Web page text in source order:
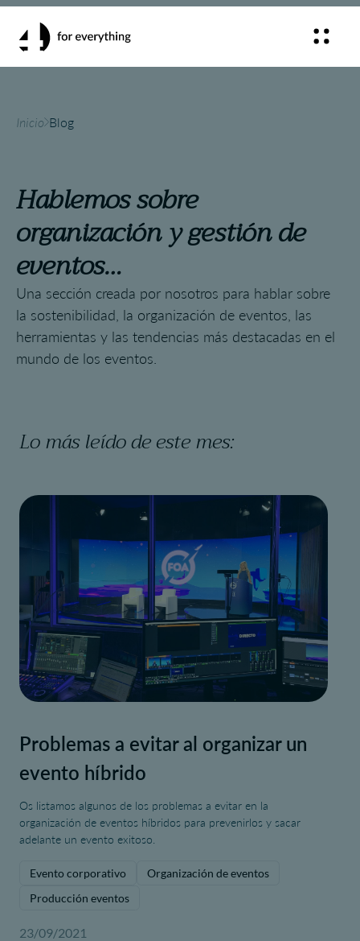
Inicio Blog
Hablemos sobre
organización y gestión de
eventos…
Una sección creada por nosotros para hablar sobre
la sostenibilidad, la organización de eventos, las
herramientas y las tendencias más destacadas en el
mundo de los eventos.
Lo más leído de este mes:
Problemas a evitar al organizar un
evento híbrido
Os listamos algunos de los problemas a evitar en la
organización de eventos híbridos para prevenirlos y sacar
adelante un evento exitoso.
Evento corporativo
Organización de eventos
Producción eventos
23/09/2021